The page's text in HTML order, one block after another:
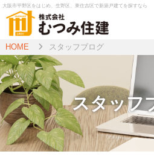
大阪市平野区をはじめ、生野区、東住吉区で新築戸建てを探すなら
HOME スタッフブログ
スタッフ